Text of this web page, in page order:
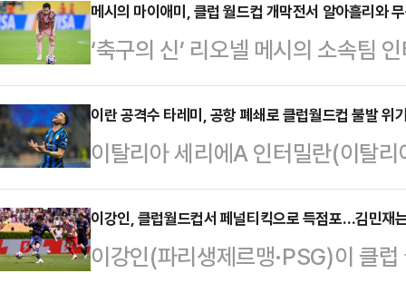
에서 열린 수원과의 하나은행 K리
승리했다.이날 승리로 인천은 최근
내달리며 승점 41(13승 2무 1패)
으로 벌렸다.지난 3월 1일 수원과
은 두 번째 맞대결에서도 웃으며
메시의 마이애미, 클럽 월드컵 개막전서 알아흘리와
‘축구의 신’ 리오넬 메시의 소속팀
흘리(이집트)와 득점없이 무승부를
국 플로리다주 마이애미의 하드록
(FIFA) 클럽 월드컵 조별리그 A조
다.알아흘리, 포르투(포르투갈), 파
된 마이애미는 안방서 알아흘리에
로운 역습을 허용했지만 슈팅이 골
이란 공격수 타레미, 공항 폐쇄로 클럽월드컵 불발 위
이탈리아 세리에A 인터밀란(이탈
타레미(32)가 이란과 이스라엘의
국길이 막혀 2025 국제축구연맹
처했다.15일(한국시각) AP통신 등
이강인, 클럽월드컵서 페널티킥으로 득점포…김민재
이강인(파리생제르맹·PSG)이 클